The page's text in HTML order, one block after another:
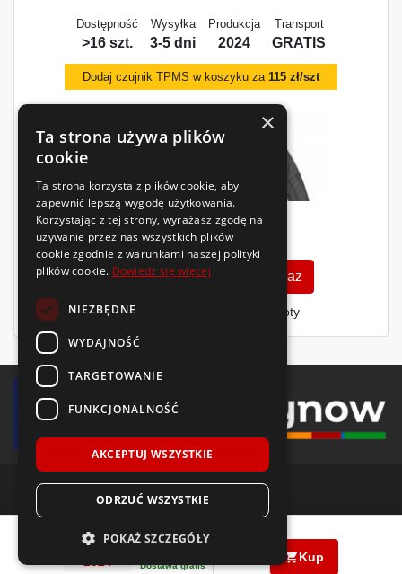
Dostępność
>16 szt.
Wysyłka
3-5 dni
Produkcja
2024
Transport
GRATIS
Dodaj czujnik TPMS w koszyku za 115 zł/szt
224 zł/szt.
Zobacz szczegóły Kup teraz
Finansowanie dla firm - MŚP i floty
© 2018-2026 Voida.pl. Wszelkie prawa zastrzeżone.
polityka plików cookie
Goodride Z-401
Dostawa gratis
Kup
×
Ta strona używa plików
cookie
Ta strona korzysta z plików cookie, aby
zapewnić lepszą wygodę użytkowania.
Korzystając z tej strony, wyrażasz zgodę na
używanie przez nas wszystkich plików
cookie zgodnie z warunkami naszej polityki
plików cookie. Dowiedz się więcej
NIEZBĘDNE
WYDAJNOŚĆ
TARGETOWANIE
FUNKCJONALNOŚĆ
AKCEPTUJ WSZYSTKIE
ODRZUĆ WSZYSTKIE
POKAŻ SZCZEGÓŁY